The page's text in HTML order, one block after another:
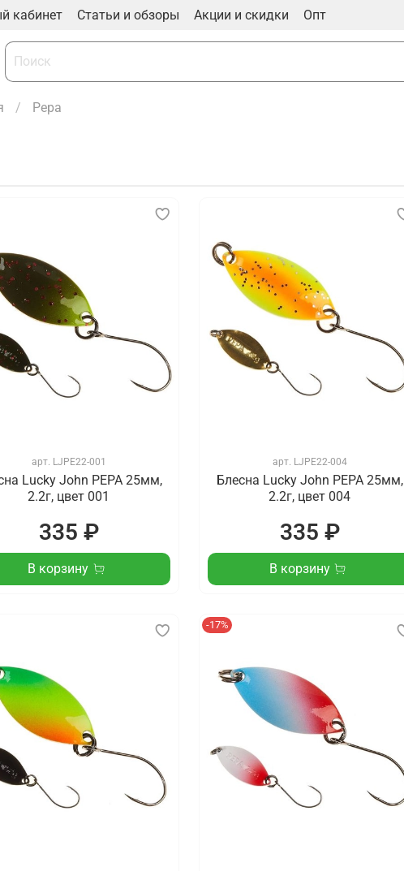
кабинет Статьи и обзоры Акции и скидки Опт
Pepa
арт. LJPE22-001
Lucky John PEPA 25мм,
2.2г, цвет 001
335 ₽
В корзину
арт. LJPE22-004
Блесна Lucky John PEPA 25мм,
2.2г, цвет 004
335 ₽
В корзину
-17%